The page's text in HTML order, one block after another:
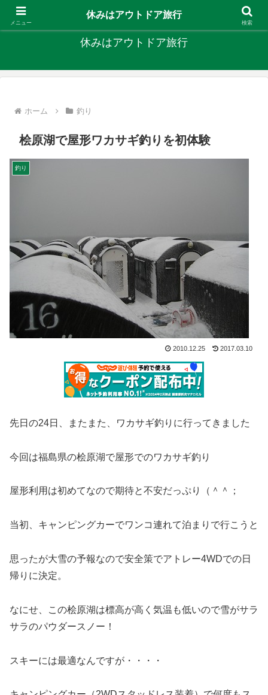
キャンプ、釣り、旅行など外遊びを楽しんでます
休みはアウトドア旅行
ホーム 釣り
桧原湖で屋形ワカサギ釣りを初体験
釣り
2010.12.25 2017.03.10
先日の24日、またまた、ワカサギ釣りに行ってきました
今回は福島県の桧原湖で屋形でのワカサギ釣り
屋形利用は初めてなので期待と不安だっぷり（＾＾；
当初、キャンピングカーでワンコ連れて泊まりで行こうと
思ったが大雪の予報なので安全策でアトレー4WDでの日
帰りに決定。
なにせ、この桧原湖は標高が高く気温も低いので雪がサラ
サラのパウダースノー！
スキーには最適なんですが・・・・
メニュー
休みはアウトドア旅行
検索